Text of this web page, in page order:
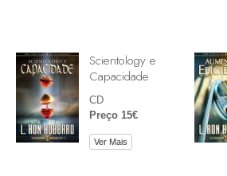
Scientology e
Capacidade
CD
Preço 15€
Ver Mais